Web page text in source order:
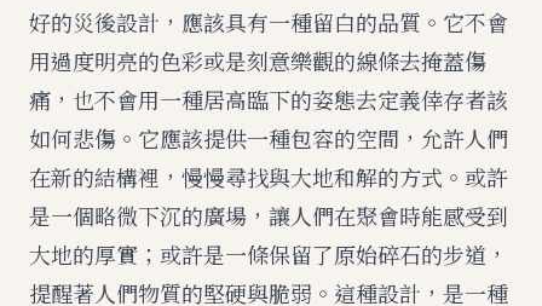
好的災後設計，應該具有一種留白的品質。它不會
用過度明亮的色彩或是刻意樂觀的線條去掩蓋傷
痛，也不會用一種居高臨下的姿態去定義倖存者該
如何悲傷。它應該提供一種包容的空間，允許人們
在新的結構裡，慢慢尋找與大地和解的方式。或許
是一個略微下沉的廣場，讓人們在聚會時能感受到
大地的厚實；或許是一條保留了原始碎石的步道，
提醒著人們物質的堅硬與脆弱。這種設計，是一種